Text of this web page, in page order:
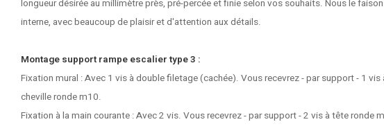
longueur désirée au millimètre près, pré-percée et finie selon vos souhaits. Nous le
interne, avec beaucoup de plaisir et d'attention aux détails.
Montage support rampe escalier type 3 :
Fixation mural : Avec 1 vis à double filetage (cachée). Vous recevrez - par support - 1
cheville ronde m10.
Fixation à la main courante : Avec 2 vis. Vous recevrez - par support - 2 vis à tête ronde